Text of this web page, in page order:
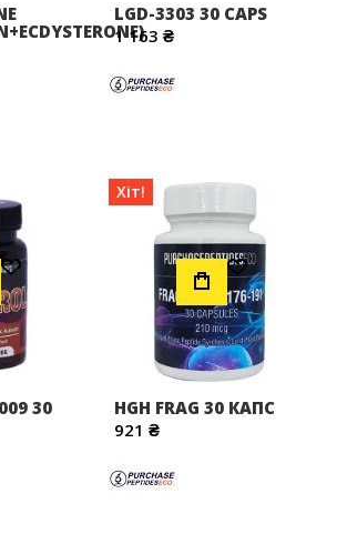
LGD-3303 30 CAPS
1 163 ₴
Додати до Списку Бажань
30
Додати до Списку Бажань
Хіт!
HGH FRAG 30 КАПС
921 ₴